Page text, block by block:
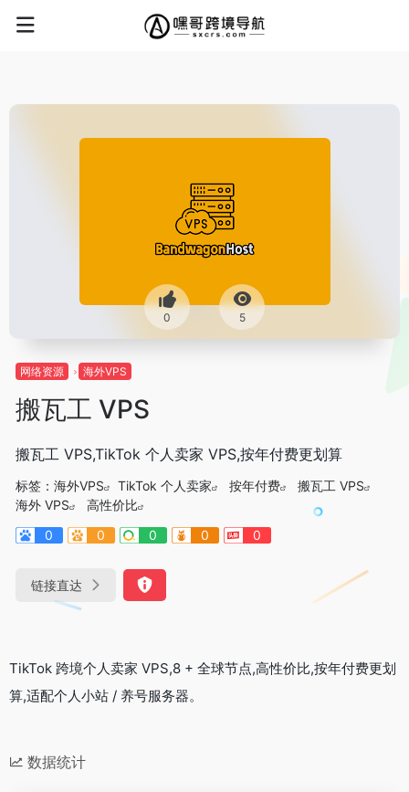
0 5
网络资源 海外VPS
搬瓦工 VPS
搬瓦工 VPS,TikTok 个人卖家 VPS,按年付费更划算
标签： 海外VPS TikTok 个人卖家 按年付费
搬瓦工 VPS
海外 VPS
高性价比
0
0 0 0 0
链接直达
TikTok 跨境个人卖家 VPS,8 + 全球节点,高性价比,按年付费更划
算,适配个人小站 / 养号服务器。
数据统计